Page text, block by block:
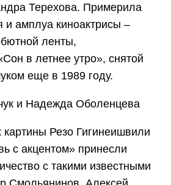
Терехова. Примерила
и амплуа киноактрисы –
ленты,
в летнее утро», снятой
еще в 1989 году.
и Надежда Оболенцева
Резо Гигинеишвили
с акцентом» принесли
с такими известными